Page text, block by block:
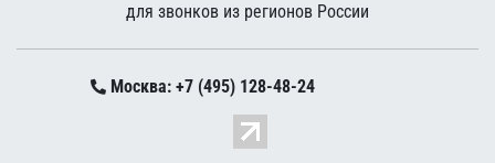
для звонков из регионов России
Москва: +7 (495) 128-48-24